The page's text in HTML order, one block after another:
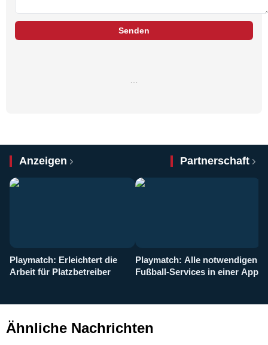
Senden
…
Anzeigen Partnerschaft
Playmatch: Erleichtert die
Arbeit für Platzbetreiber
Playmatch: Alle notwendigen
Fußball-Services in einer App
Ähnliche Nachrichten